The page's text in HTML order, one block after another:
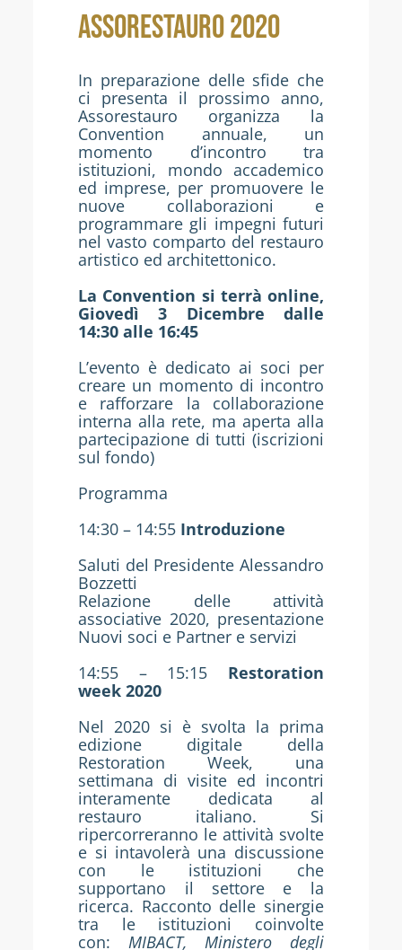
ASSORESTAURO 2020
In preparazione delle sfide che
ci presenta il prossimo anno,
Assorestauro organizza la
Convention annuale, un
momento d’incontro tra
istituzioni, mondo accademico
ed imprese, per promuovere le
nuove collaborazioni e
programmare gli impegni futuri
nel vasto comparto del restauro
artistico ed architettonico.
La Convention si terrà online,
Giovedì 3 Dicembre dalle
14:30 alle 16:45
L’evento è dedicato ai soci per
creare un momento di incontro
e rafforzare la collaborazione
interna alla rete, ma aperta alla
partecipazione di tutti (iscrizioni
sul fondo)
Programma
14:30 – 14:55 Introduzione
Saluti del Presidente Alessandro
Bozzetti
Relazione delle attività
associative 2020, presentazione
Nuovi soci e Partner e servizi
14:55 – 15:15 Restoration
week 2020
Nel 2020 si è svolta la prima
edizione digitale della
Restoration Week, una
settimana di visite ed incontri
interamente dedicata al
restauro italiano. Si
ripercorreranno le attività svolte
e si intavolerà una discussione
con le istituzioni che
supportano il settore e la
ricerca. Racconto delle sinergie
tra le istituzioni coinvolte
con:MIBACT, Ministero degli